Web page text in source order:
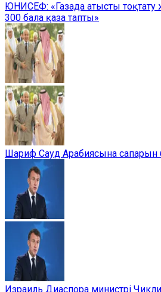
ЮНИСЕФ: «Газада атысты тоқтату
300 бала қаза тапты»
Шариф Сауд Арабиясына сапарын
Израиль Диаспора министрі